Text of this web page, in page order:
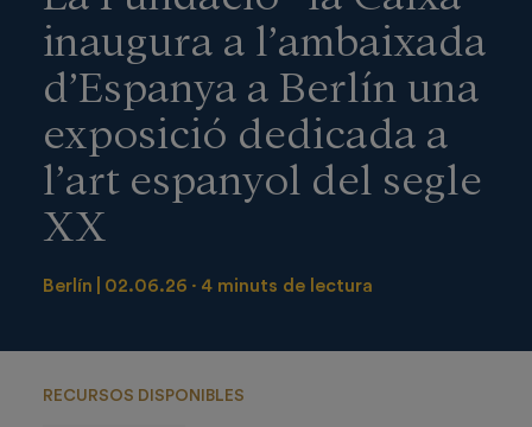
inaugura a l’ambaixada
d’Espanya a Berlín una
exposició dedicada a
l’art espanyol del segle
XX
Berlín 02.06.26 4 minuts de lectura
RECURSOS DISPONIBLES